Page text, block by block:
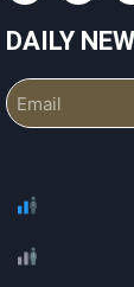
DAILY